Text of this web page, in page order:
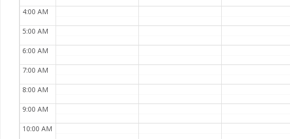
4:00 AM
5:00 AM
6:00 AM
7:00 AM
8:00 AM
9:00 AM
10:00 AM